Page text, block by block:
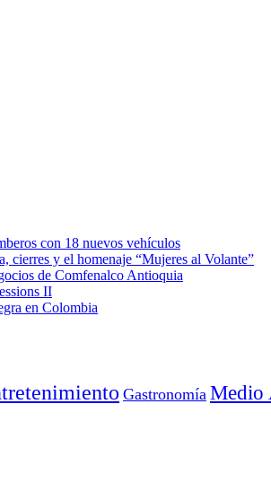
con 18 nuevos vehículos
cierres y el homenaje “Mujeres al Volante”
de Comfenalco Antioquia
II
en Colombia
Gastronomía Medio